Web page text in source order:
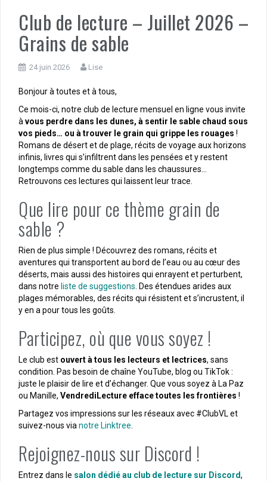
Club de lecture – Juillet 2026 –
Grains de sable
24 juin 2026 Lise
Bonjour à toutes et à tous,
Ce mois-ci, notre club de lecture mensuel en ligne vous invite
à vous perdre dans les dunes, à sentir le sable chaud sous
vos pieds… ou à trouver le grain qui grippe les rouages !
Romans de désert et de plage, récits de voyage aux horizons
infinis, livres qui s’infiltrent dans les pensées et y restent
longtemps comme du sable dans les chaussures…
Retrouvons ces lectures qui laissent leur trace.
Que lire pour ce thème grain de
sable ?
Rien de plus simple ! Découvrez des romans, récits et
aventures qui transportent au bord de l’eau ou au cœur des
déserts, mais aussi des histoires qui enrayent et perturbent,
dans notre liste de suggestions . Des étendues arides aux
plages mémorables, des récits qui résistent et s’incrustent, il
y en a pour tous les goûts.
Participez, où que vous soyez !
Le club est ouvert à tous les lecteurs et lectrices, sans
condition. Pas besoin de chaîne YouTube, blog ou TikTok :
juste le plaisir de lire et d’échanger. Que vous soyez à La Paz
ou Manille, VendrediLecture efface toutes les frontières !
Partagez vos impressions sur les réseaux avec #ClubVL et
suivez-nous via notre Linktree
Rejoignez-nous sur Discord !
Entrez dans le salon dédié au club de lecture sur Discord,